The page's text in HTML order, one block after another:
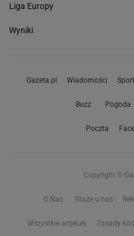
Liga Europy
Wyniki
Gazeta.pl Wiadomości
Buzz Pogoda
Poczta
Copyright ©
O Nas Staże u nas
Wszystkie artykuły Zasady